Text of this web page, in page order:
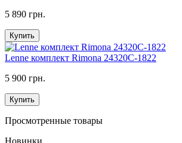
5 890 грн.
Купить
Lenne комплект Rimona 24320C-1822
5 900 грн.
Купить
Просмотренные товары